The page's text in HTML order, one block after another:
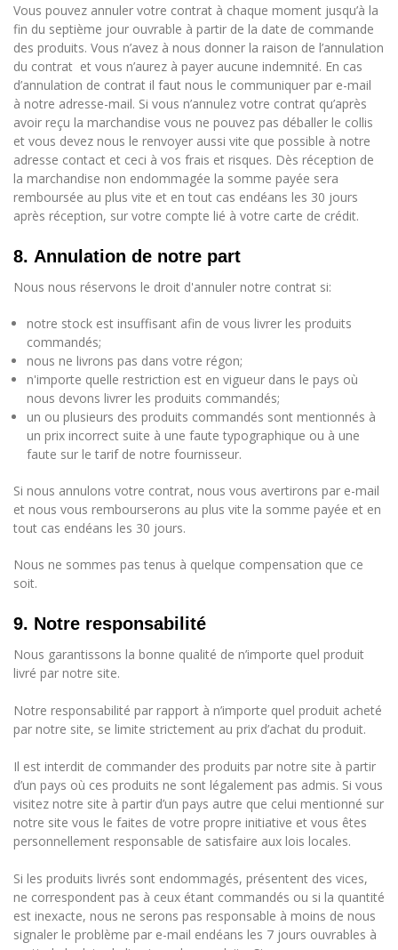
Vous pouvez annuler votre contrat à chaque moment jusqu’à la
fin du septième jour ouvrable à partir de la date de commande
des produits. Vous n’avez à nous donner la raison de l’annulation
du contrat et vous n’aurez à payer aucune indemnité. En cas
d’annulation de contrat il faut nous le communiquer par e-mail
à notre adresse-mail. Si vous n’annulez votre contrat qu’après
avoir reçu la marchandise vous ne pouvez pas déballer le collis
et vous devez nous le renvoyer aussi vite que possible à notre
adresse contact et ceci à vos frais et risques. Dès réception de
la marchandise non endommagée la somme payée sera
remboursée au plus vite et en tout cas endéans les 30 jours
après réception, sur votre compte lié à votre carte de crédit.
8. Annulation de notre part
Nous nous réservons le droit d'annuler notre contrat si:
notre stock est insuffisant afin de vous livrer les produits
commandés;
nous ne livrons pas dans votre régon;
n'importe quelle restriction est en vigueur dans le pays où
nous devons livrer les produits commandés;
un ou plusieurs des produits commandés sont mentionnés à
un prix incorrect suite à une faute typographique ou à une
faute sur le tarif de notre fournisseur.
Si nous annulons votre contrat, nous vous avertirons par e-mail
et nous vous rembourserons au plus vite la somme payée et en
tout cas endéans les 30 jours.
Nous ne sommes pas tenus à quelque compensation que ce
soit.
9. Notre responsabilité
Nous garantissons la bonne qualité de n’importe quel produit
livré par notre site.
Notre responsabilité par rapport à n’importe quel produit acheté
par notre site, se limite strictement au prix d’achat du produit.
Il est interdit de commander des produits par notre site à partir
d’un pays où ces produits ne sont légalement pas admis. Si vous
visitez notre site à partir d’un pays autre que celui mentionné sur
notre site vous le faites de votre propre initiative et vous êtes
personnellement responsable de satisfaire aux lois locales.
Si les produits livrés sont endommagés, présentent des vices,
ne correspondent pas à ceux étant commandés ou si la quantité
est inexacte, nous ne serons pas responsable à moins de nous
signaler le problème par e-mail endéans les 7 jours ouvrables à